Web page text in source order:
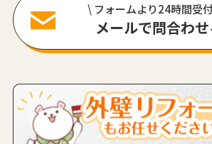
\ フォームより24時間受
メールで問合わせ